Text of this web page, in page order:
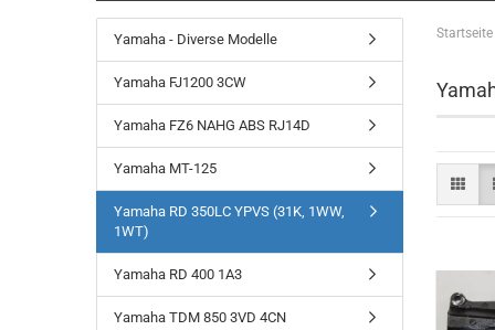
Startseite
Yamaha - Diverse Modelle
Yamaha FJ1200 3CW
Yamaha FZ6 NAHG ABS RJ14D
Yamaha MT-125
Yamaha RD 350LC YPVS (31K, 1WW,
1WT)
Yamaha RD 400 1A3
Yamaha TDM 850 3VD 4CN